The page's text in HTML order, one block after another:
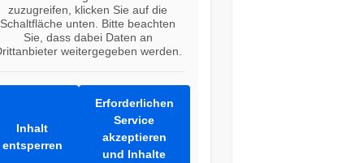
zuzugreifen, klicken Sie auf die
Schaltfläche unten. Bitte beachten
Sie, dass dabei Daten an
weitergegeben werden.
Inhalt
entsperren
Erforderlichen
Service
akzeptieren
und Inhalte